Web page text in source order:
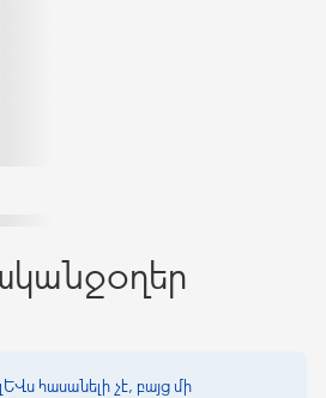
հասանելի չէ, բայց մի